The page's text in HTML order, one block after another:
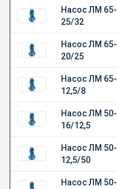
Насос ЛМ 65-
25/32
Насос ЛМ 65-
20/25
Насос ЛМ 65-
12,5/8
Насос ЛМ 50-
16/12,5
Насос ЛМ 50-
12,5/50
Насос ЛМ 50-